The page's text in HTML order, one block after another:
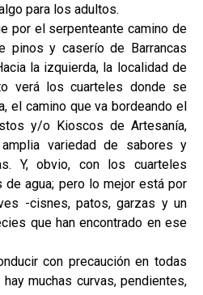
para los adultos.
por el serpenteante camino de
pinos y caserío de Barrancas
la izquierda, la localidad de
verá los cuarteles donde se
el camino que va bordeando el
y/o Kioscos de Artesanía,
variedad de sabores y
Y, obvio, con los cuarteles
de agua; pero lo mejor está por
-cisnes, patos, garzas y un
que han encontrado en ese
con precaución en todas
muchas curvas, pendientes,